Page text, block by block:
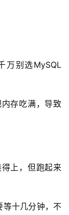
万别选MySQL
存吃满，导致
上，但跑起来
等十几分钟，不